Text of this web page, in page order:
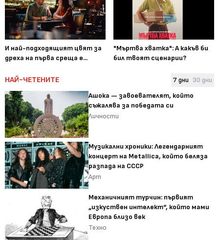
И най-подходящият цвят за
дреха на първа среща е...
"Мъртва хватка": А какъв би
бил твоят сценарии?
НАЙ-ЧЕТЕНИТЕ 7 дни 30 дни
Ашока — завоевателят, който
съжалява за победата си
Личности
Музикални хроники: Легендарният
концерт на Metallica, който беляза
разпада на СССР
Арт
Механичният турчин: първият
„изкуствен интелект“, който мами
Европа близо век
Техно